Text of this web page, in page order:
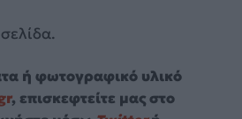
ή φωτογραφικό υλικό
, επισκεφτείτε μας στο